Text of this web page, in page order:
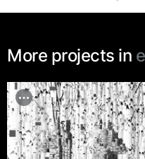
More projects in